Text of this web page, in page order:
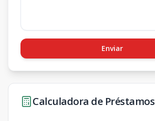
Enviar
Calculadora de Préstamos